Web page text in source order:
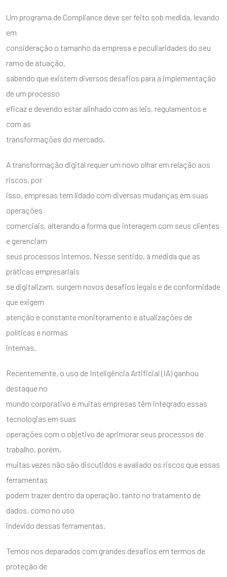
Um programa de Compliance deve ser feito sob medida, levando
em
consideração o tamanho da empresa e peculiaridades do seu
ramo de atuação,
sabendo que existem diversos desafios para a implementação
de um processo
eficaz e devendo estar alinhado com as leis, regulamentos e
com as
transformações do mercado.
A transformação digital requer um novo olhar em relação aos
riscos, por
isso, empresas tem lidado com diversas mudanças em suas
operações
comerciais, alterando a forma que interagem com seus clientes
e gerenciam
seus processos internos. Nesse sentido, à medida que as
práticas empresariais
se digitalizam, surgem novos desafios legais e de conformidade
que exigem
atenção e constante monitoramento e atualizações de
políticas e normas
internas.
Recentemente, o uso de Inteligência Artificial (IA) ganhou
destaque no
mundo corporativo e muitas empresas têm integrado essas
tecnologias em suas
operações com o objetivo de aprimorar seus processos de
trabalho, porém,
muitas vezes não são discutidos e avaliado os riscos que essas
ferramentas
podem trazer dentro da operação, tanto no tratamento de
dados, como no uso
indevido dessas ferramentas.
Temos nos deparados com grandes desafios em termos de
proteção de